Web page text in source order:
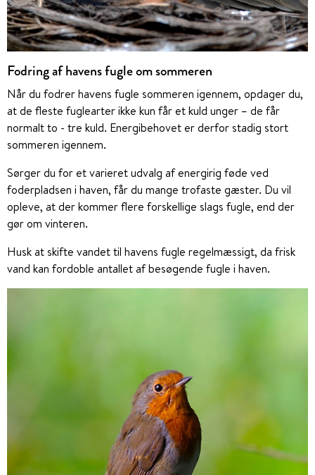
Fodring af havens fugle om sommeren
Når du fodrer havens fugle sommeren igennem, opdager du,
at de fleste fuglearter ikke kun får et kuld unger – de får
normalt to - tre kuld. Energibehovet er derfor stadig stort
sommeren igennem.
Sørger du for et varieret udvalg af energirig føde ved
foderpladsen i haven, får du mange trofaste gæster. Du vil
opleve, at der kommer flere forskellige slags fugle, end der
gør om vinteren.
Husk at skifte vandet til havens fugle regelmæssigt, da frisk
vand kan fordoble antallet af besøgende fugle i haven.